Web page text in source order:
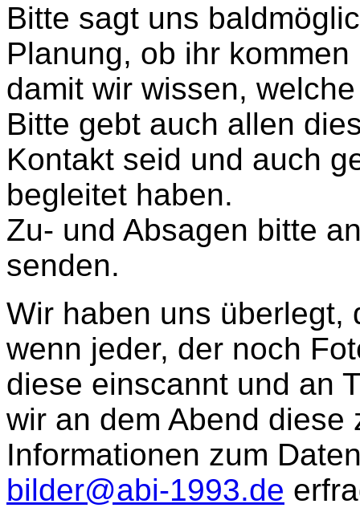
Bitte sagt uns
Planung, ob ihr
damit wir wissen,
Bitte gebt auch allen
Kontakt seid und auch
begleitet haben.
Zu- und Absagen bitte
senden.
Wir haben uns überlegt,
wenn jeder, der noch
diese einscannt und an
wir an dem Abend diese
Informationen zum
bilder@abi-1993.de